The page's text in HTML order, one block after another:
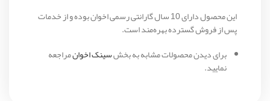
این محصول دارای 10 سال گارانتی رسمی اخوان بوده و از خدمات
پس از فروش گسترده بهره‌مند است.
برای دیدن محصولات مشابه به بخشسینک اخوانمراجعه
نمایید.